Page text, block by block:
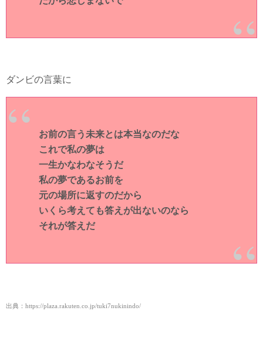
ダンビの言葉に
お前の言う未来とは本当なのだな
これで私の夢は
一生かなわなそうだ
私の夢であるお前を
元の場所に返すのだから
いくら考えても答えが出ないのなら
それが答えだ
出典：https://plaza.rakuten.co.jp/tuki7nukinindo/